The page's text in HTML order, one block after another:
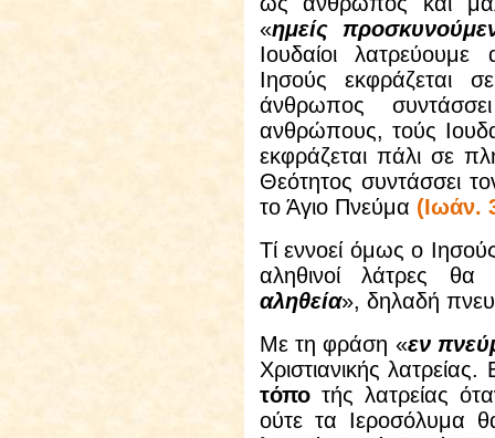
«ημείς
Ιουδαίοι
Ιησούς εκφράζεται
άνθρωπος
ανθρώπους, τούς
εκφράζεται πάλι σε
Θεότητος συντάσσει
το Άγιο Πνεύμα (Ιωάν.
Τί εννοεί όμως ο
αληθινοί λάτρες θα
αληθεία», δηλαδή
Με τη φράση «εν
Χριστιανικής
τόποτής λατρείας
ούτε τα Ιεροσόλυμα